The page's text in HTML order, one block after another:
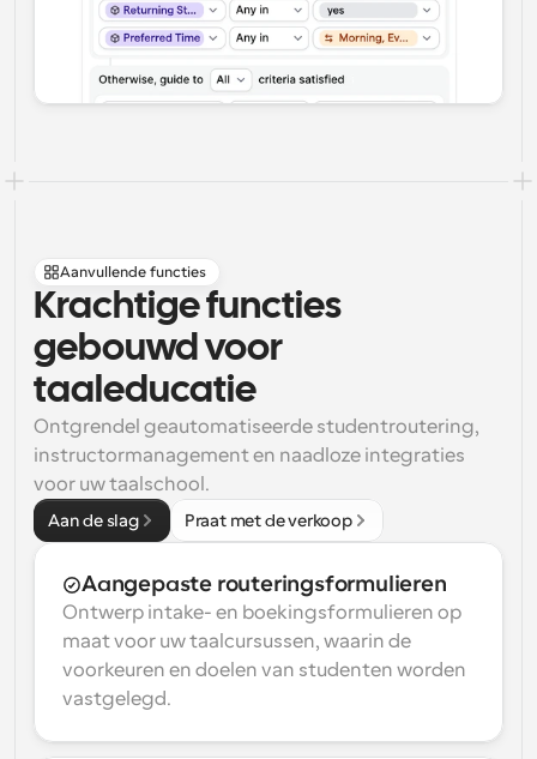
Aanvullende functies
Krachtige functies
gebouwd voor
taaleducatie
Ontgrendel geautomatiseerde studentroutering,
instructormanagement en naadloze integraties
voor uw taalschool.
Aan de slag Praat met de verkoop
Aangepaste routeringsformulieren
Ontwerp intake- en boekingsformulieren op
maat voor uw taalcursussen, waarin de
voorkeuren en doelen van studenten worden
vastgelegd.